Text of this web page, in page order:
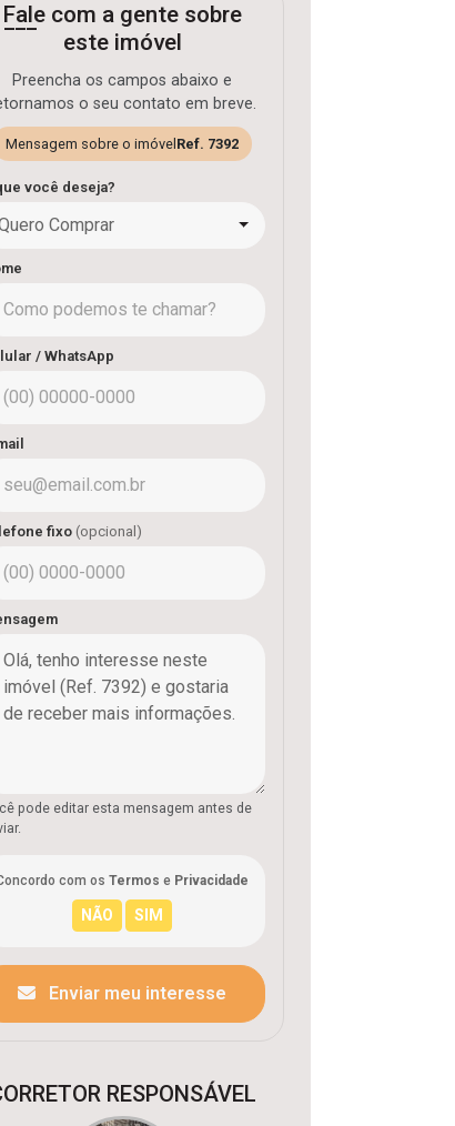
Fale com a gente sobre
este imóvel
Preencha os campos abaixo e
o seu contato em breve.
Mensagem sobre o imóvel Ref. 7392
você deseja?
Comprar
/ WhatsApp
fixo (opcional)
pode editar esta mensagem antes de
com os Termos e Privacidade
Enviar meu interesse
RESPONSÁVEL